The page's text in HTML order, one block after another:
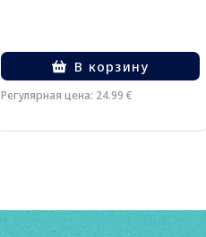
В корзину
Регулярная цена: 24.99 €